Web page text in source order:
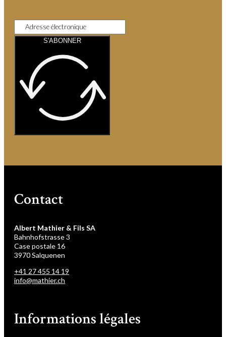
S'ABONNER
Contact
Albert Mathier & Fils SA
Bahnhofstrasse 3
Case postale 16
3970 Salquenen
+41 27 455 14 19
info@mathier.ch
Informations légales